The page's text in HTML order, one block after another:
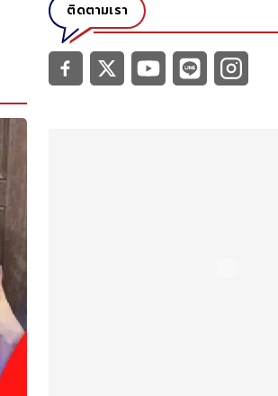
ติดตามเรา